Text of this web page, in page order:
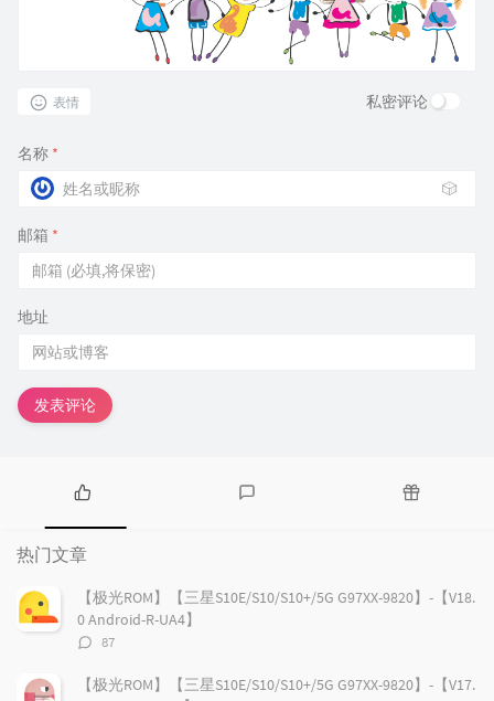
表情 私密评论
名称 *
🎲
邮箱 *
地址
发表评论
热
门
文
章
论
章
热门文章
【极光ROM】【三星S10E/S10/S10+/5G G97XX-9820】-【V18.
0 Android-R-UA4】
评
数：
87
【极光ROM】【三星S10E/S10/S10+/5G G97XX-9820】-【V17.